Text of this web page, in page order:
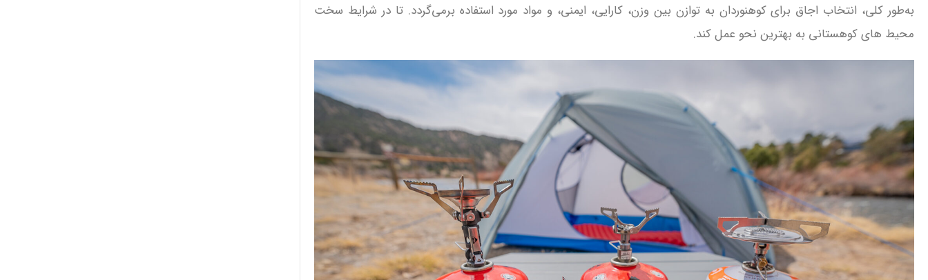
به‌طور کلی، انتخاب اجاق برای کوهنوردان به توازن بین وزن، کارایی، ایمنی، و مواد مورد استفاده برمی‌گردد. تا در شرایط سخت
محیط‌ های کوهستانی به بهترین نحو عمل کند.